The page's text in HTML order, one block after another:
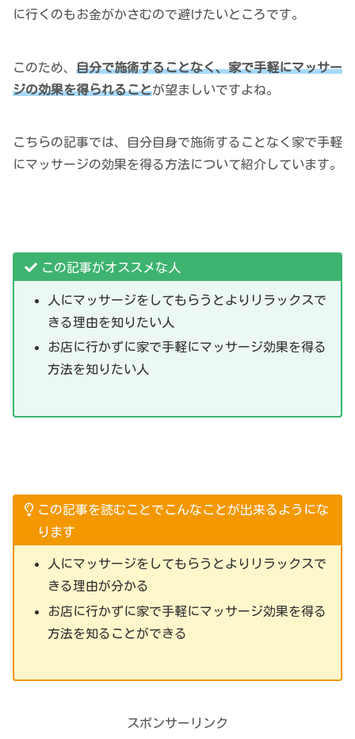
に行くのもお金がかさむので避けたいところです。
このため、 自分で施術することなく、家で手軽にマッサー
ジの効果を得られることが望ましいですよね。
こちらの記事では、自分自身で施術することなく家で手軽
にマッサージの効果を得る方法について紹介しています。
この記事がオススメな人
人にマッサージをしてもらうとよりリラックスで
きる理由を知りたい人
お店に行かずに家で手軽にマッサージ効果を得る
方法を知りたい人
この記事を読むことでこんなことが出来るようにな
ります
人にマッサージをしてもらうとよりリラックスで
きる理由が分かる
お店に行かずに家で手軽にマッサージ効果を得る
方法を知ることができる
スポンサーリンク